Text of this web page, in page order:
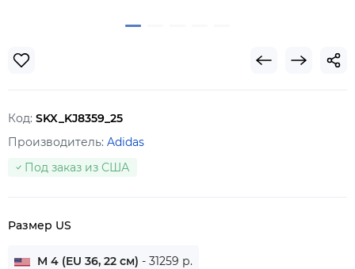
Код: SKX_KJ8359_25
Производитель: Adidas
Под заказ из США
Размер US
M 4 (EU 36, 22 см) - 31259 р.